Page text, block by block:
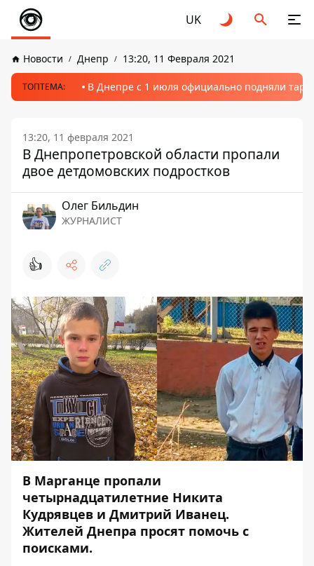
UK
Новости Днепр 13:20, 11 Февраля 2021
ТОПТЕМА: В Днепре с 1 июля официально подняли
13:20, 11 февраля 2021
В Днепропетровской области пропали
двое детдомовских подростков
Олег Бильдин
ЖУРНАЛИСТ
👍
В Марганце пропали
четырнадцатилетние Никита
Кудрявцев и Дмитрий Иванец.
Жителей Днепра просят помочь с
поисками.